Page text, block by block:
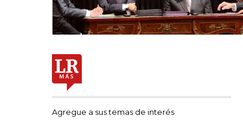
Agregue a sus temas de interés